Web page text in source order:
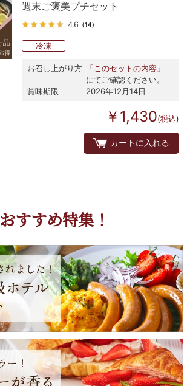
週末ご褒美プチセット
4.6 （14）
冷凍
お召し上がり方
「このセットの内容」
にてご確認ください。
賞味期限
2026年12月14日
￥1,430(税込)
カートに入れる
おすすめ特集！